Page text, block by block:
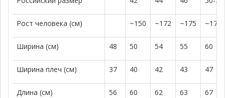
Рост человека (см) ~150 ~172 ~175 ~179
Ширина (см) 48 50 54 55 60
Ширина плеч (см) 37 40 42 43 47
Длина (см) 56 60 62 63 67